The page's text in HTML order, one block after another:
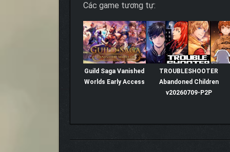
Các game tương tự:
Guild Saga Vanished
Worlds Early Access
TROUBLESHOOTER
Abandoned Children
v20260709-P2P